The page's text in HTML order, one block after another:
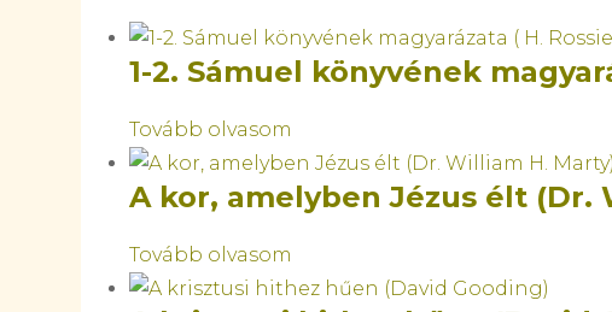
1-2. Sámuel könyvének
Tovább olvasom
A kor, amelyben Jézus élt (Dr.
Tovább olvasom